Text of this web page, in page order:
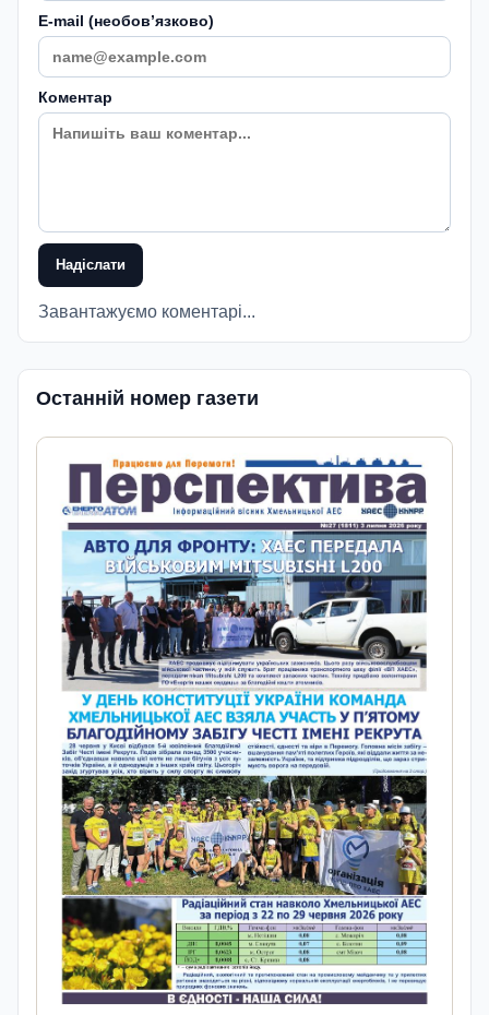
E-mail (необовʼязково)
Коментар
Надіслати
Завантажуємо коментарі...
Останній номер газети